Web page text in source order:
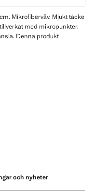
Mikrofiberväv. Mjukt täcke
med mikropunkter.
Denna produkt
och nyheter